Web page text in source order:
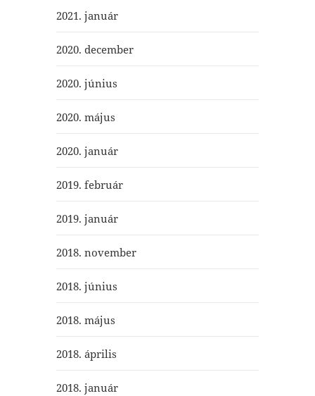
2021. január
2020. december
2020. június
2020. május
2020. január
2019. február
2019. január
2018. november
2018. június
2018. május
2018. április
2018. január